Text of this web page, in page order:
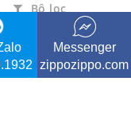
4.523
Bộ lọc
Messenger
zippozippo.com